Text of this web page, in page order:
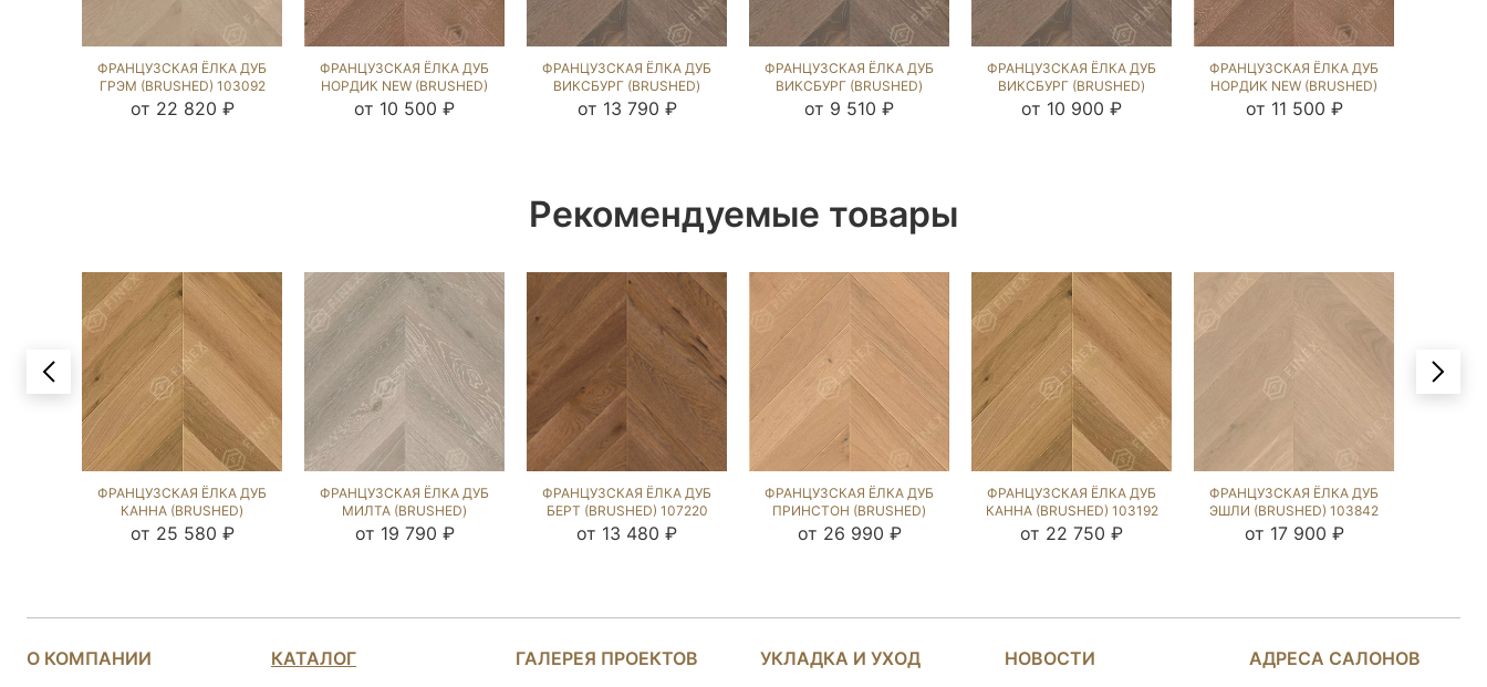
ФРАНЦУЗСКАЯ ЁЛКА ДУБ
ГРЭМ (BRUSHED) 103092
от 22 820 ₽
ФРАНЦУЗСКАЯ ЁЛКА ДУБ
НОРДИК NEW (BRUSHED)
142910
от 10 500 ₽
ФРАНЦУЗСКАЯ ЁЛКА ДУБ
ВИКСБУРГ (BRUSHED)
105963
от 13 790 ₽
ФРАНЦУЗСКАЯ ЁЛКА ДУБ
ВИКСБУРГ (BRUSHED)
142982
от 9 510 ₽
ФРАНЦУЗСКАЯ ЁЛКА ДУБ
ВИКСБУРГ (BRUSHED)
142985
от 10 900 ₽
ФРАНЦУЗСКАЯ ЁЛКА ДУБ
НОРДИК NEW (BRUSHED)
142913
от 11 500 ₽
Рекомендуемые товары
ФРАНЦУЗСКАЯ ЁЛКА ДУБ
КАННА (BRUSHED)
103380
от 25 580 ₽
ФРАНЦУЗСКАЯ ЁЛКА ДУБ
МИЛТА (BRUSHED)
103697
от 19 790 ₽
ФРАНЦУЗСКАЯ ЁЛКА ДУБ
БЕРТ (BRUSHED) 107220
от 13 480 ₽
ФРАНЦУЗСКАЯ ЁЛКА ДУБ
ПРИНСТОН (BRUSHED)
102576
от 26 990 ₽
ФРАНЦУЗСКАЯ ЁЛКА ДУБ
КАННА (BRUSHED) 103192
от 22 750 ₽
ФРАНЦУЗСКАЯ ЁЛКА ДУБ
ЭШЛИ (BRUSHED) 103842
от 17 900 ₽
О КОМПАНИИ КАТАЛОГ ГАЛЕРЕЯ ПРОЕКТОВ УКЛАДКА И УХОД НОВОСТИ АДРЕСА САЛОНОВ